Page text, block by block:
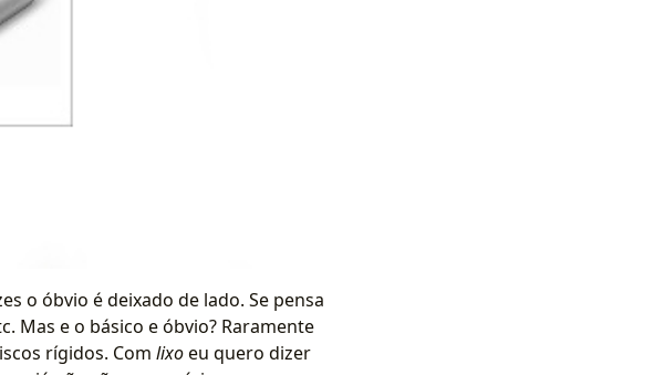
o óbvio é deixado de lado. Se pensa
Mas e o básico e óbvio? Raramente
rígidos. Com lixoeu quero dizer